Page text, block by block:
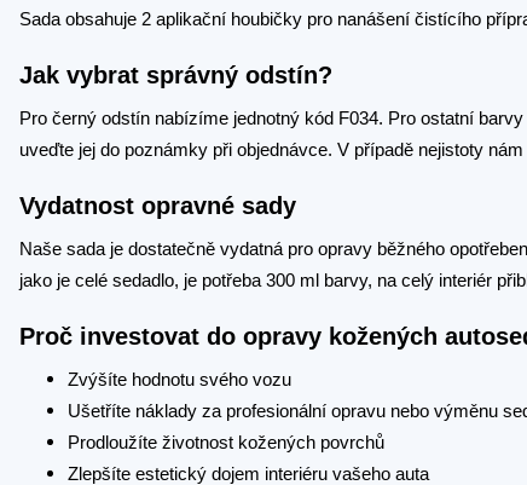
Sada obsahuje 2 aplikační houbičky pro nanášení čistícího
Jak vybrat správný odstín?
Pro černý odstín nabízíme jednotný kód F034. Pro ostatní
uveďte jej do poznámky při objednávce. V případě nejistoty
Vydatnost opravné sady
Naše sada je dostatečně vydatná pro opravy běžného
jako je celé sedadlo, je potřeba 300 ml barvy, na celý interiér
Proč investovat do opravy kožených
Zvýšíte hodnotu svého vozu
Ušetříte náklady za profesionální opravu nebo výměnu
Prodloužíte životnost kožených povrchů
Zlepšíte estetický dojem interiéru vašeho auta